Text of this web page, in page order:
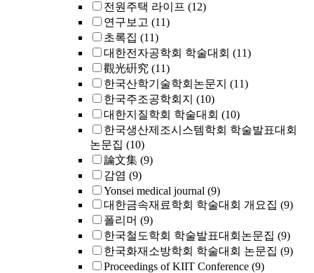
전원주택 라이프 (12)
연구보고 (11)
초록집 (11)
대한전자공학회 학술대회 (11)
觀光硏究 (11)
한국산학기술학회논문지 (11)
한국주조공학회지 (10)
대한지질학회 학술대회 (10)
한국생산제조시스템학회 학술발표대회
논문집 (10)
論文集 (9)
감염 (9)
Yonsei medical journal (9)
대한금속재료학회 학술대회 개요집 (9)
폴리머 (9)
한국철도학회 학술발표대회논문집 (9)
한국화재소방학회 학술대회 논문집 (9)
Proceedings of KIIT Conference (9)